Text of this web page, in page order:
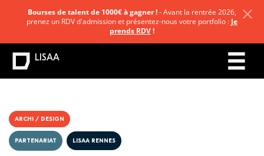
ARCHI / DESIGN
PARTENARIAT LISAA RENNES
Bourses de talent de 1000€ à gagner !- Avant la rentrée 2026,
prenez un RDV d'admission et présentez-nous votre portfolio : Je
prends RDV!
LISAA